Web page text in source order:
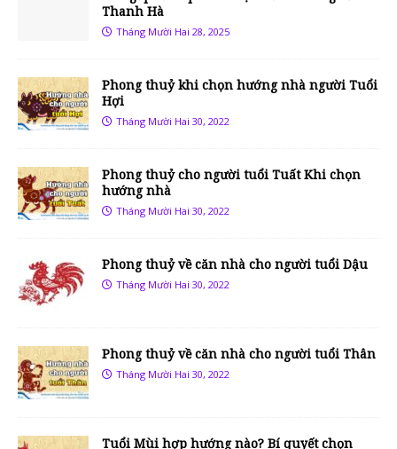
Thanh Hà
Tháng Mười Hai 28, 2025
Phong thuỷ khi chọn hướng nhà người Tuổi
Hợi
Tháng Mười Hai 30, 2022
Phong thuỷ cho người tuổi Tuất Khi chọn
hướng nhà
Tháng Mười Hai 30, 2022
Phong thuỷ về căn nhà cho người tuổi Dậu
Tháng Mười Hai 30, 2022
Phong thuỷ về căn nhà cho người tuổi Thân
Tháng Mười Hai 30, 2022
Tuổi Mùi hợp hướng nào? Bí quyết chọn